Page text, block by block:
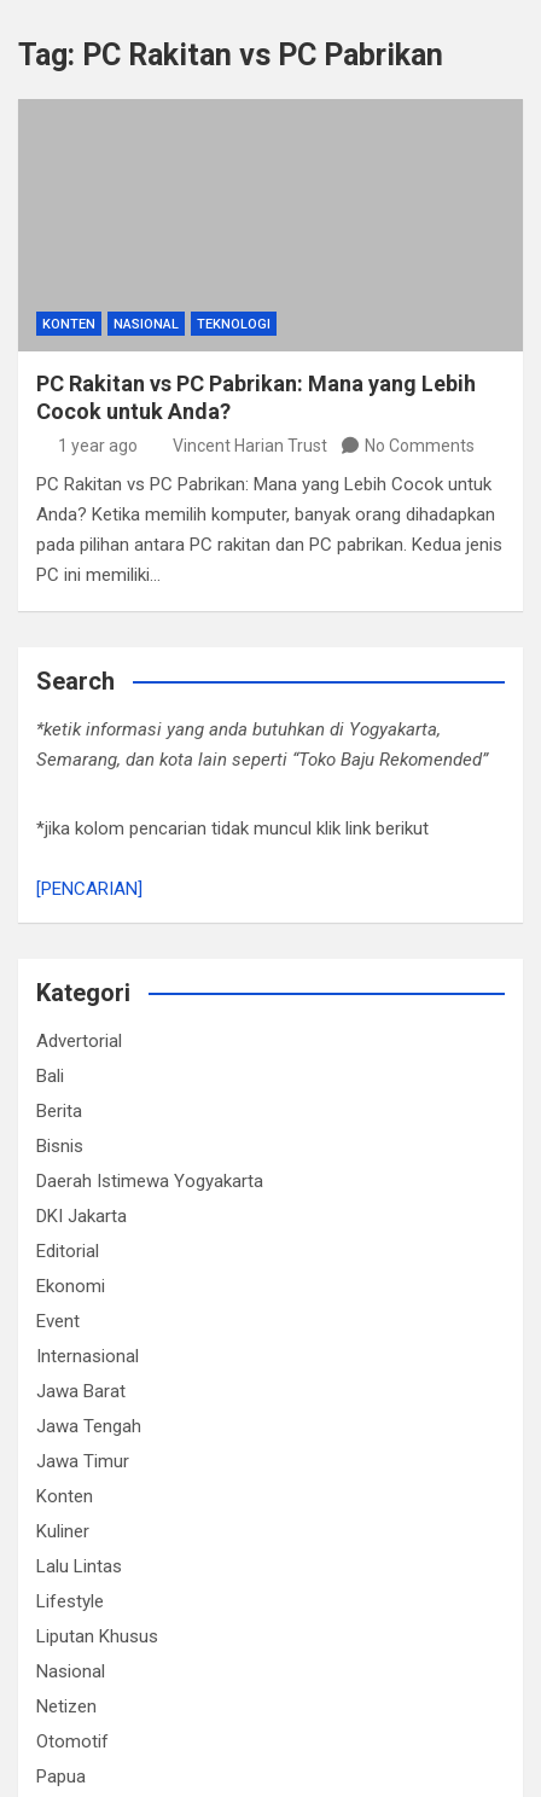
Tag: PC Rakitan vs PC Pabrikan
KONTEN NASIONAL TEKNOLOGI
PC Rakitan vs PC Pabrikan: Mana yang Lebih
Cocok untuk Anda?
1 year ago Vincent Harian Trust No Comments
PC Rakitan vs PC Pabrikan: Mana yang Lebih Cocok untuk
Anda? Ketika memilih komputer, banyak orang dihadapkan
pada pilihan antara PC rakitan dan PC pabrikan. Kedua jenis
PC ini memiliki…
Search
*ketik informasi yang anda butuhkan di Yogyakarta,
Semarang, dan kota lain seperti “Toko Baju Rekomended”
*jika kolom pencarian tidak muncul klik link berikut
[PENCARIAN]
Kategori
Advertorial
Bali
Berita
Bisnis
Daerah Istimewa Yogyakarta
DKI Jakarta
Editorial
Ekonomi
Event
Internasional
Jawa Barat
Jawa Tengah
Jawa Timur
Konten
Kuliner
Lalu Lintas
Lifestyle
Liputan Khusus
Nasional
Netizen
Otomotif
Papua